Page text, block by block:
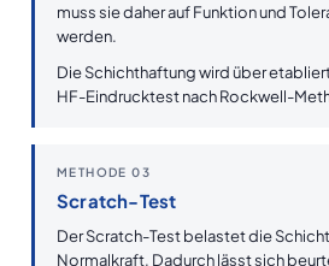
muss sie daher auf Funktion und
werden.
Die Schichthaftung wird über
HF-Eindrucktest nach Rockwell-
METHODE 03
Scratch-Test
Der Scratch-Test belastet die
Normalkraft. Dadurch lässt sich